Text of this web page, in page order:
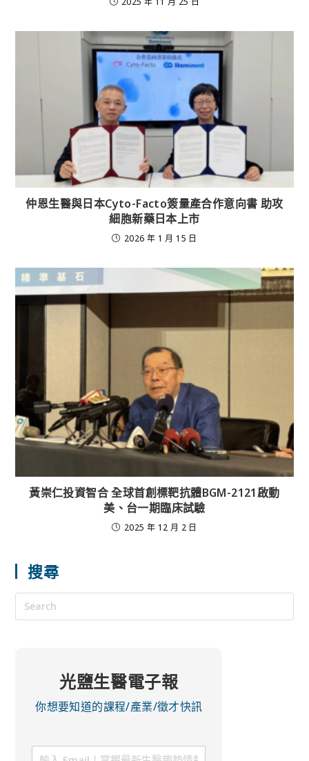
仲恩生醫與日本Cyto-Facto簽量產合作意向書 助攻
細胞新藥日本上市
2026 年 1 月 15 日
黃崇仁投資智合 全球首創標靶抗體BGM-2121啟動
美、台一期臨床試驗
2025 年 12 月 2 日
搜尋
光鹽生醫電子報
你想要知道的課程/產業/徵才快訊